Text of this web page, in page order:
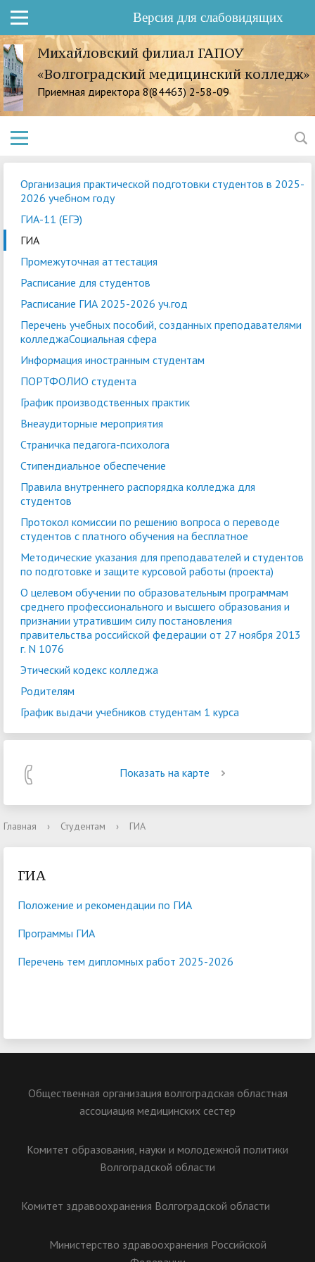
Версия для слабовидящих
Михайловский филиал ГАПОУ
«Волгоградский медицинский колледж»
Приемная директора 8(84463) 2-58-09
Организация практической подготовки студентов в 2025-
2026 учебном году
ГИА-11 (ЕГЭ)
ГИА
Промежуточная аттестация
Расписание для студентов
Расписание ГИА 2025-2026 уч.год
Перечень учебных пособий, созданных преподавателями
колледжаСоциальная сфера
Информация иностранным студентам
ПОРТФОЛИО студента
График производственных практик
Внеаудиторные мероприятия
Страничка педагога-психолога
Стипендиальное обеспечение
Правила внутреннего распорядка колледжа для
студентов
Протокол комиссии по решению вопроса о переводе
студентов с платного обучения на бесплатное
Методические указания для преподавателей и студентов
по подготовке и защите курсовой работы (проекта)
О целевом обучении по образовательным программам
среднего профессионального и высшего образования и
признании утратившим силу постановления
правительства российской федерации от 27 ноября 2013
г. N 1076
Этический кодекс колледжа
Родителям
График выдачи учебников студентам 1 курса
Показать на карте
Главная › Студентам › ГИА
ГИА
Положение и рекомендации по ГИА
Программы ГИА
Перечень тем дипломных работ 2025-2026
Общественная организация волгоградская областная
ассоциация медицинских сестер
Комитет образования, науки и молодежной политики
Волгоградской области
Комитет здравоохранения Волгоградской области
Министерство здравоохранения Российской